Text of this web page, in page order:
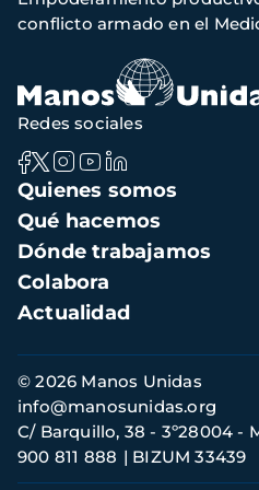
navegación
conflicto armado en el
Navegación
principal
Quienes somos
Qué hacemos
Dónde trabajamos
Colabora
Actualidad
Redes sociales
Información
de
contacto
© 2026 Manos Unidas
C/ Barquillo, 38 - 3º28004 -
900 811 888
BIZUM 33439
info@manosunidas.org